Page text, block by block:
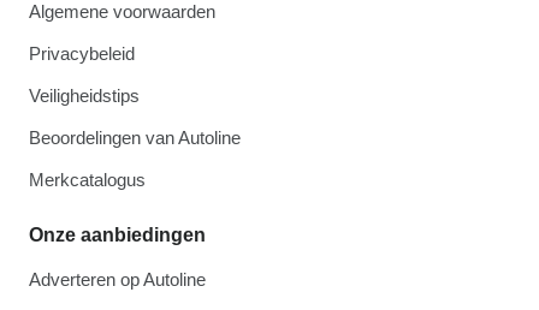
Algemene voorwaarden
Privacybeleid
Veiligheidstips
Beoordelingen van Autoline
Merkcatalogus
Onze aanbiedingen
Adverteren op Autoline